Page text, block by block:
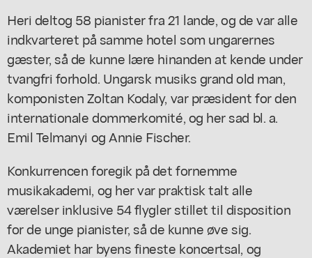
Heri deltog 58 pianister fra 21 lande, og de var alle
indkvarteret på samme hotel som ungarernes
gæster, så de kunne lære hinanden at kende under
tvangfri forhold. Ungarsk musiks grand old man,
komponisten Zoltan Kodaly, var præsident for den
internationale dommerkomité, og her sad bl. a.
Emil Telmanyi og Annie Fischer.
Konkurrencen foregik på det fornemme
musikakademi, og her var praktisk talt alle
værelser inklusive 54 flygler stillet til disposition
for de unge pianister, så de kunne øve sig.
Akademiet har byens fineste koncertsal, og